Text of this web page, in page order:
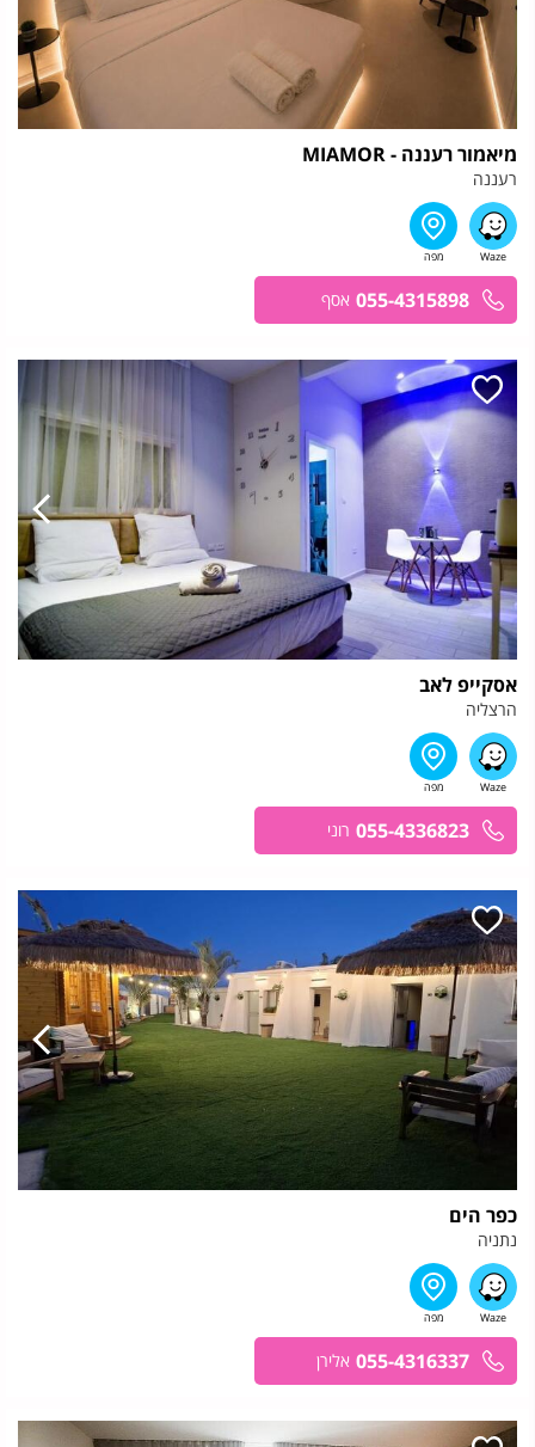
מיאמור רעננה - MIAMOR
רעננה
055-4315898 אסף
אסקייפ לאב
הרצליה
055-4336823 רוני
כפר הים
נתניה
055-4316337 אלירן